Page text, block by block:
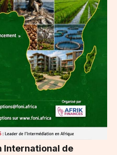
International de